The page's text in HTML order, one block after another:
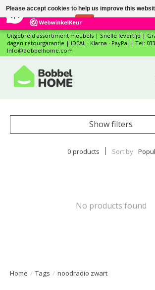
12 Reviews
Uitgebreid assortiment meubels | Snelle levertijd |
dagen retourgarantie | iDEAL · Klarna · PayPal | Tel:
Info@bobbelhome.com
Home / Tags / noodradio zwart
Show filters
0 products Sort by
No products found
Please accept cookies to help us improve this
No